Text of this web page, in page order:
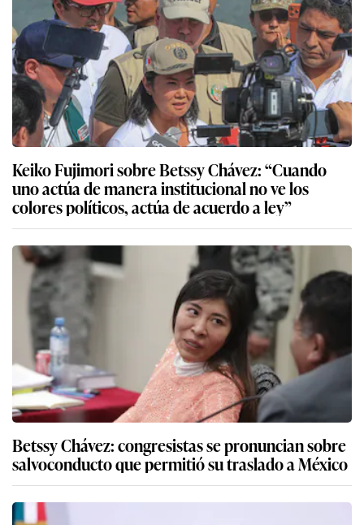
Keiko Fujimori sobre Betssy Chávez: “Cuando
uno actúa de manera institucional no ve los
colores políticos, actúa de acuerdo a ley”
Betssy Chávez: congresistas se pronuncian sobre
salvoconducto que permitió su traslado a México